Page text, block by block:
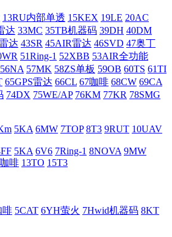
13RU内部单透 15KEX 19LE 20AC
达 33MC 35TB机器码 39DH 40DM
达 43SR 45AIR雷达 46SVD 47奥丁
51Ring-1 52XBB 53AIR全功能
56NA 57MK 58ZS单板 59OB 60TS 61TI
65GPS雷达 66CL 67咖啡 68CW 69CA
74DX 75WE/AP 76KM 77KR 78SMG
5KA 6MW 7TOP 8T3 9RUT 10UAV
5KA 6V6 7Ring-1 8NOVA 9MW
啡 13TO 15T3
啡 5CAT 6YH萤火 7Hwid机器码 8KT